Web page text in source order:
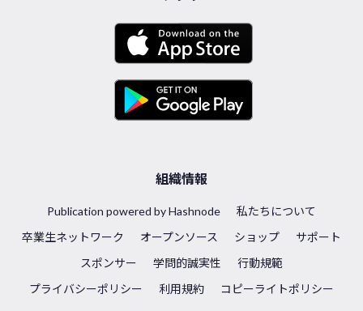
組織情報
Publication powered by Hashnode
私たちについて
卒業生ネットワーク
オープンソース ショップ
サポート
スポンサー
学問的誠実性
行動規範
プライバシーポリシー
利用規約 コピーライトポリシー